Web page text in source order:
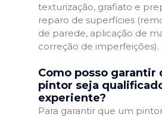
texturização, grafiato e
reparo de superfícies
de parede, aplicação de
correção de imperfeições).
Como posso garantir
pintor seja
experiente?
Para garantir que um